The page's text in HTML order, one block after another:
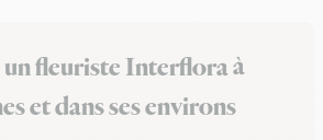
fleuriste Interflora à
et dans ses environs